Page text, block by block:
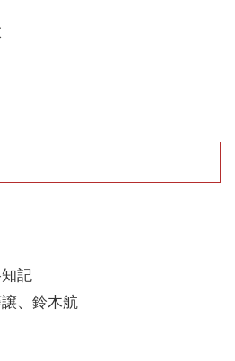
記
、鈴木航